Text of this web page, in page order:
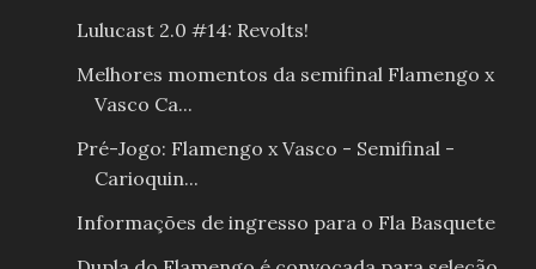
Lulucast 2.0 #14: Revolts!
Melhores momentos da semifinal Flamengo x
Vasco Ca...
Pré-Jogo: Flamengo x Vasco - Semifinal -
Carioquin...
Informações de ingresso para o Fla Basquete